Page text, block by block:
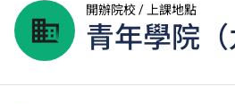
開辦院校 / 上課地點
青年學院（